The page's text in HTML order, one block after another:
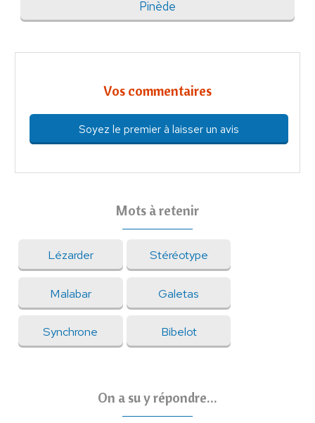
Pinède
Vos commentaires
Soyez le premier à laisser un avis
Mots à retenir
Lézarder Stéréotype
Malabar Galetas
Synchrone Bibelot
On a su y répondre...